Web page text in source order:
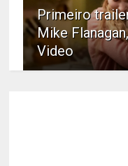
Primeiro
Mike
Video